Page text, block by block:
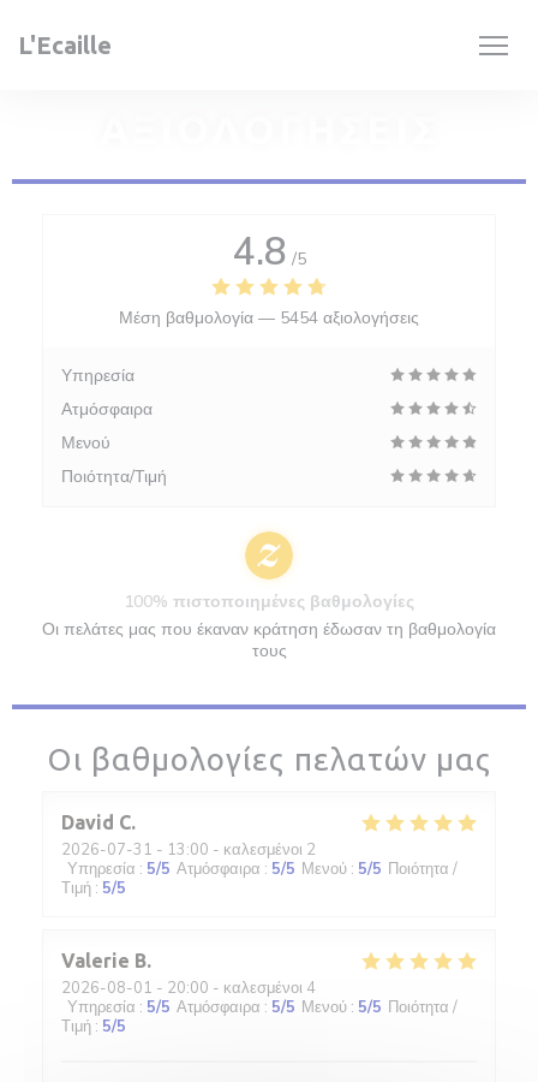
L'Ecaille
Οι βαθμολογίες πελατών μας
David C
2026-07-31 - 13:00 - καλεσμένοι 2
Υπηρεσία : 5/5 Ατμόσφαιρα : 5/5 Μενού : 5/5 Ποιότητα /
Τιμή : 5/5
Valerie B
2026-08-01 - 20:00 - καλεσμένοι 4
Υπηρεσία : 5/5 Ατμόσφαιρα : 5/5 Μενού : 5/5 Ποιότητα /
Τιμή : 5/5
4.8 /5
Μέση βαθμολογία — 5454 αξιολογήσεις
Υπηρεσία
Ατμόσφαιρα
Μενού
Ποιότητα/Τιμή
100% πιστοποιημένες βαθμολογίες
Οι πελάτες μας που έκαναν κράτηση έδωσαν τη βαθμολογία
τους